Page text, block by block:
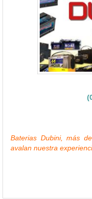
Baterias Dubini, más
avalan nuestra